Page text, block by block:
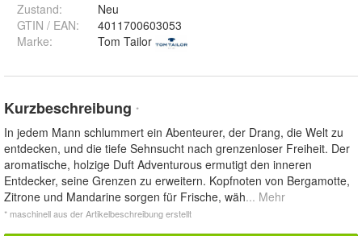
Zustand:
Neu
GTIN / EAN:
4011700603053
Marke:
Tom Tailor
Kurzbeschreibung *
In jedem Mann schlummert ein Abenteurer, der Drang, die Welt zu
entdecken, und die tiefe Sehnsucht nach grenzenloser Freiheit. Der
aromatische, holzige Duft Adventurous ermutigt den inneren
Entdecker, seine Grenzen zu erweitern. Kopfnoten von Bergamotte,
Zitrone und Mandarine sorgen für Frische, wäh... Mehr
* maschinell aus der Artikelbeschreibung erstellt